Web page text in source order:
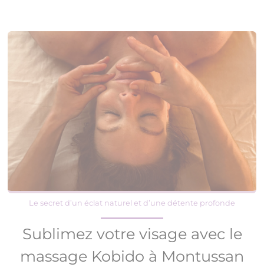
Le secret d’un éclat naturel et d’une détente profonde
Sublimez votre visage avec le
massage Kobido à Montussan